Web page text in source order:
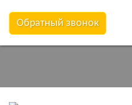
Обратный звонок